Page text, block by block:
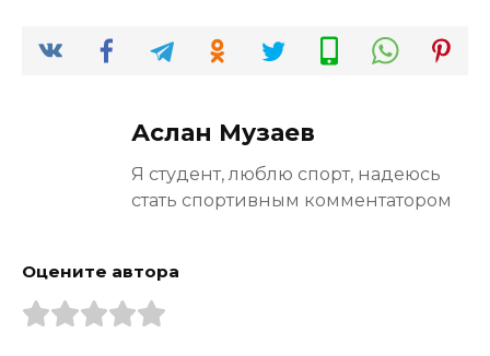
Аслан Музаев
Я студент, люблю спорт, надеюсь
стать спортивным комментатором
Оцените автора